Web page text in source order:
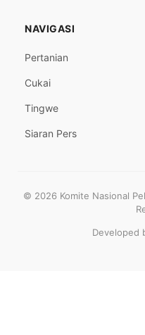
NAVIGASI
Pertanian
Cukai
Tingwe
Siaran Pers
© 2026 Komite Nasional
Developed